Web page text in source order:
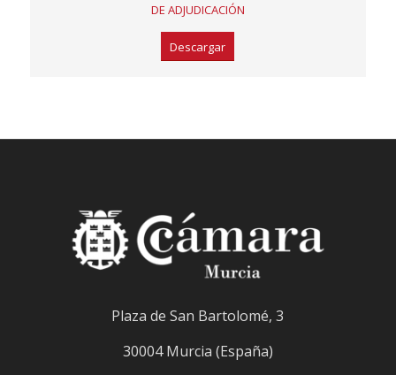
DE ADJUDICACIÓN
Descargar
Plaza de San Bartolomé, 3
30004 Murcia (España)